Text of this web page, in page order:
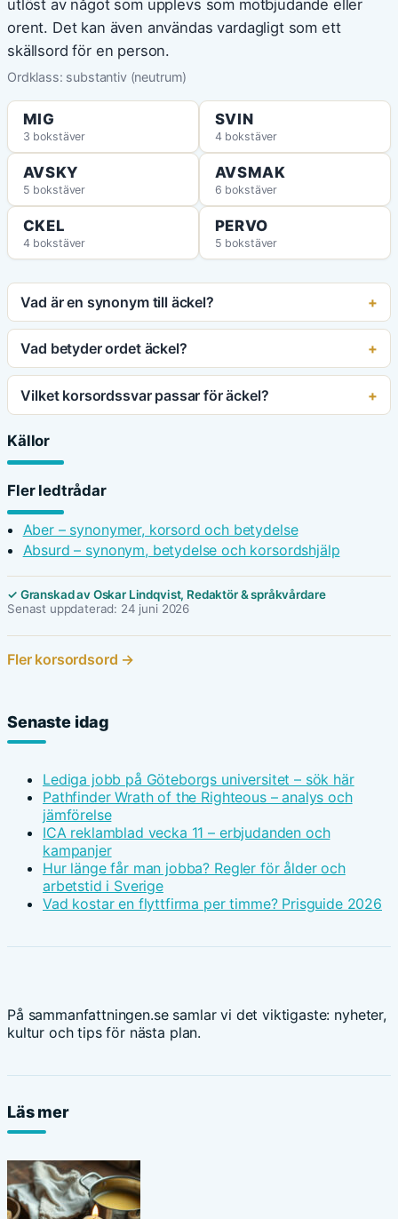
utlöst av något som upplevs som motbjudande eller
orent. Det kan även användas vardagligt som ett
skällsord för en person.
Ordklass: substantiv (neutrum)
MIG
3 bokstäver
SVIN
4 bokstäver
AVSKY
5 bokstäver
AVSMAK
6 bokstäver
CKEL
4 bokstäver
PERVO
5 bokstäver
Vad är en synonym till äckel?
Vad betyder ordet äckel?
Vilket korsordssvar passar för äckel?
Källor
Fler ledtrådar
Aber – synonymer, korsord och betydelse
Absurd – synonym, betydelse och korsordshjälp
✓ Granskad av Oskar Lindqvist, Redaktör & språkvårdare
Senast uppdaterad: 24 juni 2026
Fler korsordsord →
Senaste idag
Lediga jobb på Göteborgs universitet – sök här
Pathfinder Wrath of the Righteous – analys och
jämförelse
ICA reklamblad vecka 11 – erbjudanden och
kampanjer
Hur länge får man jobba? Regler för ålder och
arbetstid i Sverige
Vad kostar en flyttfirma per timme? Prisguide 2026
På sammanfattningen.se samlar vi det viktigaste: nyheter,
kultur och tips för nästa plan.
Läs mer